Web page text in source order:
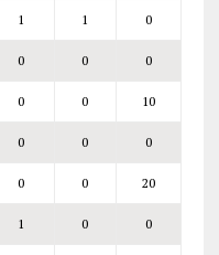
1 1 0
0 0 0
0 0 10
0 0 0
0 0 20
1 0 0